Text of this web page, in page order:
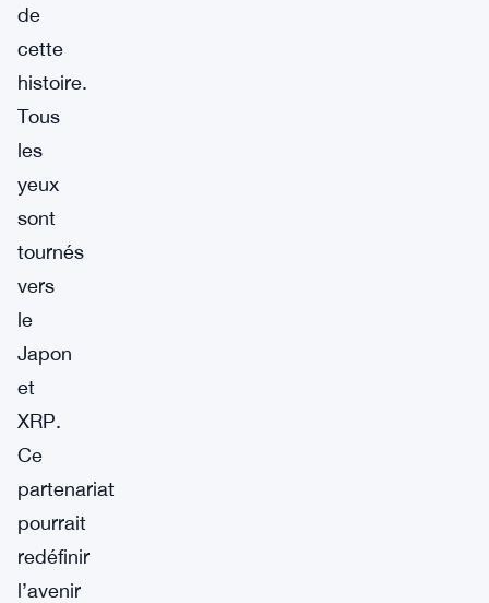
de
cette
histoire.
Tous
les
yeux
sont
tournés
vers
le
Japon
et
XRP.
Ce
partenariat
pourrait
redéfinir
l’avenir